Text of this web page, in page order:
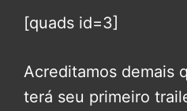
[quads id=3]
Acreditamos demais
terá seu primeiro